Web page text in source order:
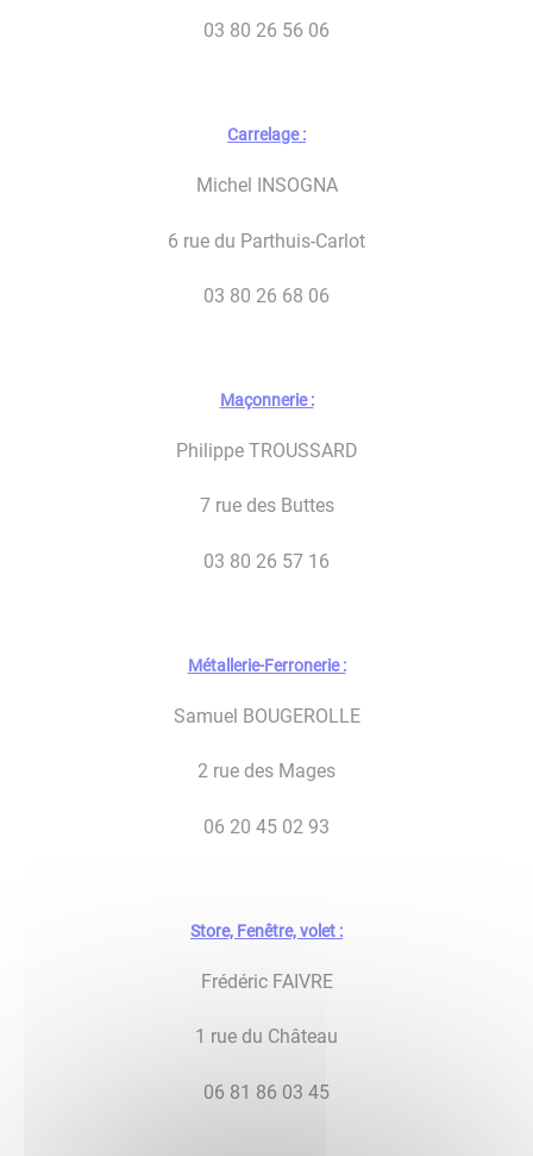
03 80 26 56 06
Carrelage :
Michel INSOGNA
6 rue du Parthuis-Carlot
03 80 26 68 06
Maçonnerie :
Philippe TROUSSARD
7 rue des Buttes
03 80 26 57 16
Métallerie-Ferronerie :
Samuel BOUGEROLLE
2 rue des Mages
06 20 45 02 93
Store, Fenêtre, volet :
Frédéric FAIVRE
1 rue du Château
06 81 86 03 45